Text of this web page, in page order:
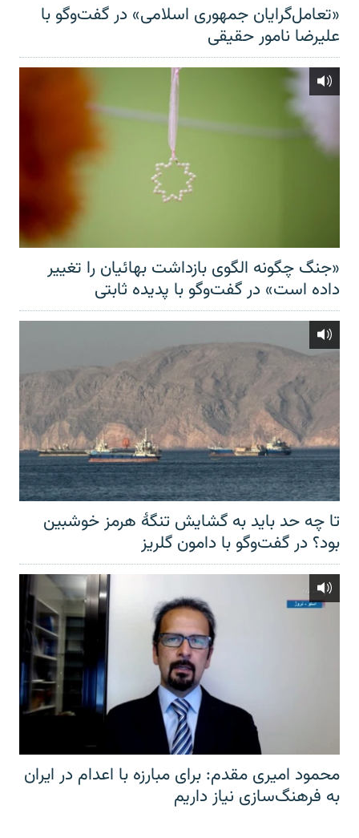
«تعامل‌گرایان جمهوری اسلامی» در گفت‌وگو با
علیرضا نامور حقیقی
«جنگ چگونه الگوی بازداشت بهائیان را تغییر
داده است» در گفت‌وگو با پدیده ثابتی
تا چه حد باید به گشایش تنگهٔ هرمز خوشبین
بود؟ در گفت‌وگو با دامون گلریز
محمود امیری مقدم: برای مبارزه با اعدام در ایران
به فرهنگ‌سازی نیاز داریم